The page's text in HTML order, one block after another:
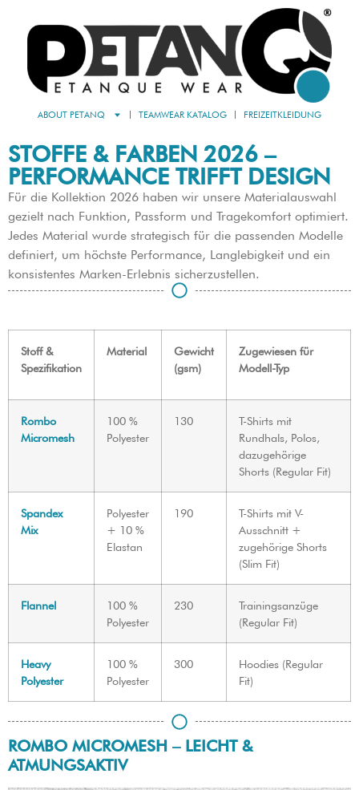
ABOUT PETANQ TEAMWEAR KATALOG FREIZEITKLEIDUNG
STOFFE & FARBEN 2026 –
PERFORMANCE TRIFFT DESIGN
Für die Kollektion 2026 haben wir unsere Materialauswahl
gezielt nach Funktion, Passform und Tragekomfort optimiert.
Jedes Material wurde strategisch für die passenden Modelle
definiert, um höchste Performance, Langlebigkeit und ein
konsistentes Marken-Erlebnis sicherzustellen.
Stoff &
Spezifikation
Material
Gewicht
(gsm)
Zugewiesen für
Modell-Typ
Rombo
Micromesh
100 %
Polyester
130
T-Shirts mit
Rundhals, Polos,
dazugehörige
Shorts (Regular Fit)
Spandex
Mix
Polyester
+ 10 %
Elastan
190
T-Shirts mit V-
Ausschnitt +
zugehörige Shorts
(Slim Fit)
Flannel
100 %
Polyester
230
Trainingsanzüge
(Regular Fit)
Heavy
Polyester
100 %
Polyester
300
Hoodies (Regular
Fit)
ROMBO MICROMESH – LEICHT &
ATMUNGSAKTIV